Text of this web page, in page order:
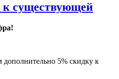
существующей
дополнительно 5% скидку к